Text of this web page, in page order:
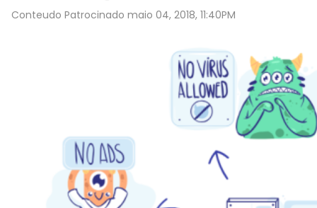
Conteudo Patrocinado maio 04, 2018, 11:40PM